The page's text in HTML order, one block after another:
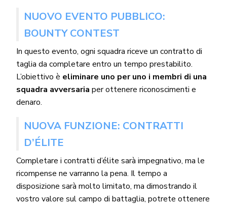
NUOVO EVENTO PUBBLICO:
BOUNTY CONTEST
In questo evento, ogni squadra riceve un contratto di
taglia da completare entro un tempo prestabilito.
L’obiettivo è eliminare uno per uno i membri di una
squadra avversaria per ottenere riconoscimenti e
denaro.
NUOVA FUNZIONE: CONTRATTI
D’ÉLITE
Completare i contratti d’élite sarà impegnativo, ma le
ricompense ne varranno la pena. Il tempo a
disposizione sarà molto limitato, ma dimostrando il
vostro valore sul campo di battaglia, potrete ottenere